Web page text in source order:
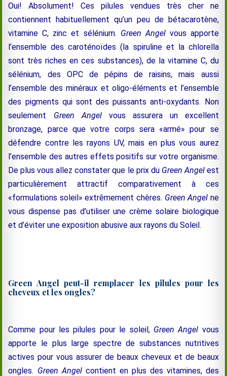
Oui! Absolument! Ces pilules vendues très cher ne
contiennent habituellement qu’un peu de bétacarotène,
vitamine C, zinc et sélénium. Green Angelvous apporte
l’ensemble des caroténoïdes (la spiruline et la chlorella
sont très riches en ces substances), de la vitamine C, du
sélénium, des OPC de pépins de raisins, mais aussi
l’ensemble des minéraux et oligo-éléments et l’ensemble
des pigments qui sont des puissants anti-oxydants. Non
seulement Green Angel vous assurera un excellent
bronzage, parce que votre corps sera «armé» pour se
défendre contre les rayons UV, mais en plus vous aurez
l’ensemble des autres effets positifs sur votre organisme.
De plus vous allez constater que le prix du Green Angelest
particulièrement attractif comparativement à ces
«formulations soleil» extrêmement chères. Green Angel ne
vous dispense pas d’utiliser une crème solaire biologique
et d’éviter une exposition abusive aux rayons du Soleil.
Green Angel peut-il remplacer les pilules pour les
cheveux et les ongles?
Comme pour les pilules pour le soleil, Green Angel vous
apporte le plus large spectre de substances nutritives
actives pour vous assurer de beaux cheveux et de beaux
ongles. Green Angelcontient en plus des vitamines, des